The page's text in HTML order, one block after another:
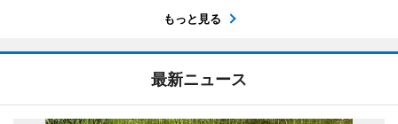
もっと見る
最新ニュース